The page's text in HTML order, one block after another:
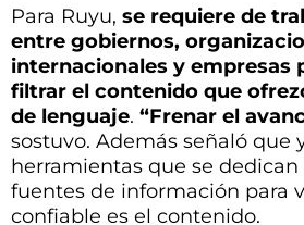
herramientas que se dedican
fuentes de información para
confiable es el contenido.